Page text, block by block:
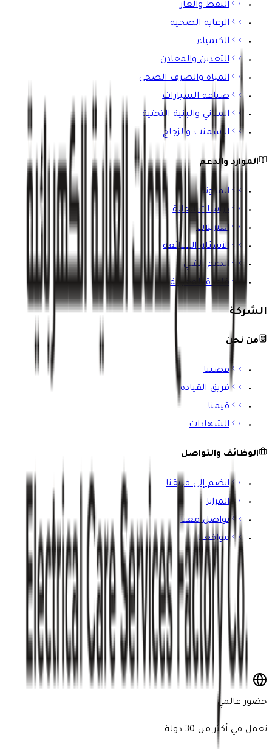
النفط والغاز
الرعاية الصحية
الكيمياء
التعدين والمعادن
المياه والصرف الصحي
صناعة السيارات
المباني والبنية التحتية
الإسمنت والزجاج
الموارد والدعم
المدونة
دراسات الحالة
التنزيلات
الأسئلة الشائعة
الدعم الفني
قاعدة المعرفة
الشركة
من نحن
قصتنا
فريق القيادة
قيمنا
الشهادات
الوظائف والتواصل
انضم إلى فريقنا
المزايا
تواصل معنا
مواقعنا
ابق على اطلاع
اشترك في نشرتنا الإخبارية للحصول على آخر المستجدات ورؤى
الصناعة
اشترك الآن
حضور عالمي
نعمل في أكثر من 30 دولة